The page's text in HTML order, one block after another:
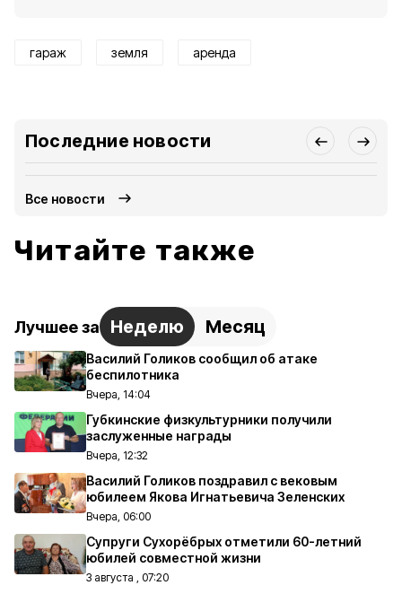
гараж земля аренда
Последние новости
Все новости
Читайте также
Лучшее за Неделю Месяц
Василий Голиков сообщил об атаке
беспилотника
Вчера, 14:04
Губкинские физкультурники получили
заслуженные награды
Вчера, 12:32
Василий Голиков поздравил с вековым
юбилеем Якова Игнатьевича Зеленских
Вчера, 06:00
Супруги Сухорёбрых отметили 60-летний
юбилей совместной жизни
3 августа , 07:20